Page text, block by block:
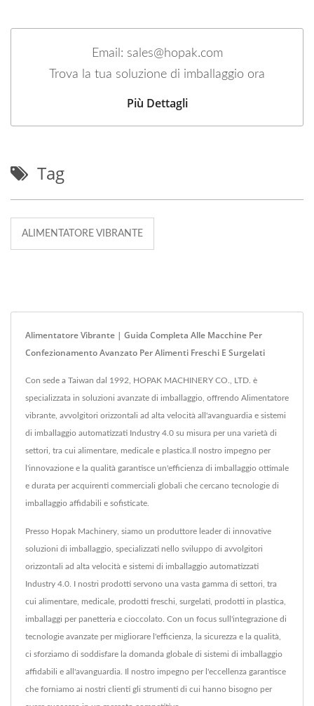
Email: sales@hopak.com
Trova la tua soluzione di imballaggio ora
Più Dettagli
Tag
ALIMENTATORE VIBRANTE
Alimentatore Vibrante | Guida Completa Alle Macchine Per
Confezionamento Avanzato Per Alimenti Freschi E Surgelati
Con sede a Taiwan dal 1992, HOPAK MACHINERY CO., LTD. è
specializzata in soluzioni avanzate di imballaggio, offrendo Alimentatore
vibrante, avvolgitori orizzontali ad alta velocità all'avanguardia e sistemi
di imballaggio automatizzati Industry 4.0 su misura per una varietà di
settori, tra cui alimentare, medicale e plastica.Il nostro impegno per
l'innovazione e la qualità garantisce un'efficienza di imballaggio ottimale
e durata per acquirenti commerciali globali che cercano tecnologie di
imballaggio affidabili e sofisticate.
Presso Hopak Machinery, siamo un produttore leader di innovative
soluzioni di imballaggio, specializzati nello sviluppo di avvolgitori
orizzontali ad alta velocità e sistemi di imballaggio automatizzati
Industry 4.0. I nostri prodotti servono una vasta gamma di settori, tra
cui alimentare, medicale, prodotti freschi, surgelati, prodotti in plastica,
imballaggi per panetteria e cioccolato. Con un focus sull'integrazione di
tecnologie avanzate per migliorare l'efficienza, la sicurezza e la qualità,
ci sforziamo di soddisfare la domanda globale di sistemi di imballaggio
affidabili e all'avanguardia. Il nostro impegno per l'eccellenza garantisce
che forniamo ai nostri clienti gli strumenti di cui hanno bisogno per